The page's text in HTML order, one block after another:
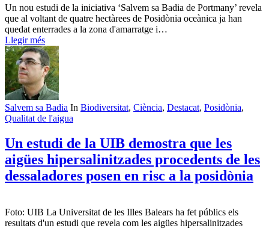
Un nou estudi de la iniciativa ‘Salvem sa Badia de Portmany’ revela
que al voltant de quatre hectàrees de Posidònia oceànica ja han
quedat enterrades a la zona d'amarratge i…
Llegir més
Salvem sa Badia In Biodiversitat, Ciència, Destacat, Posidònia,
Qualitat de l'aigua
Un estudi de la UIB demostra que les
aigües hipersalinitzades procedents de les
dessaladores posen en risc a la posidònia
Foto: UIB La Universitat de les Illes Balears ha fet públics els
resultats d'un estudi que revela com les aigües hipersalinitzades